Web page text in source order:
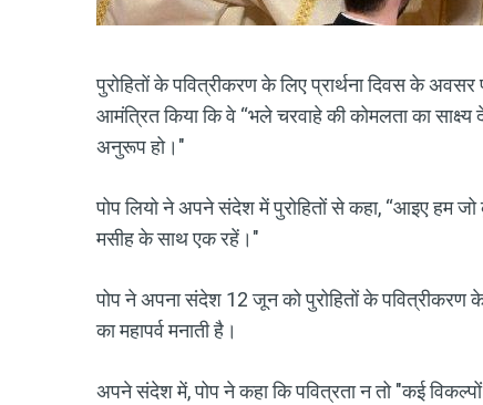
पुरोहितों के पवित्रीकरण के लिए प्रार्थना दिवस के
आमंत्रित किया कि वे “भले चरवाहे की कोमलता का
अनुरूप हो।"
पोप लियो ने अपने संदेश में पुरोहितों से कहा, “आइए हम
मसीह के साथ एक रहें।"
पोप ने अपना संदेश 12 जून को पुरोहितों के पवित्रीकरण
का महापर्व मनाती है।
अपने संदेश में, पोप ने कहा कि पवित्रता न तो "कई